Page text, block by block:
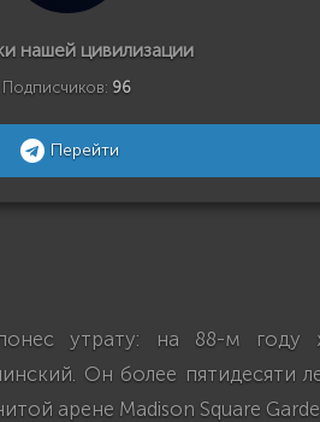
нашей цивилизации
Подписчиков: 96
Перейти
утрату: на 88-м году
Он более пятидесяти
арене Madison Square